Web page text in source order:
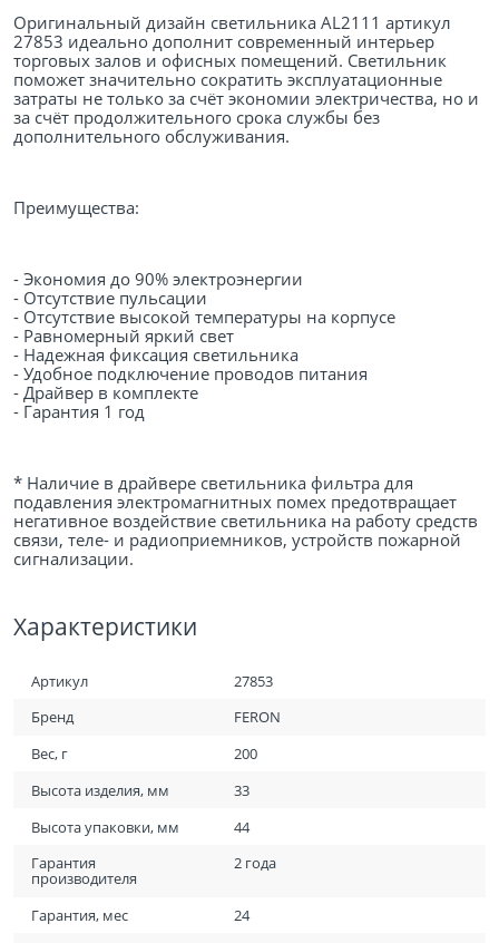
Оригинальный дизайн светильника AL2111 артикул
27853 идеально дополнит современный интерьер
торговых залов и офисных помещений. Светильник
поможет значительно сократить эксплуатационные
затраты не только за счёт экономии электричества, но и
за счёт продолжительного срока службы без
дополнительного обслуживания.
Преимущества:
- Экономия до 90% электроэнергии
- Отсутствие пульсации
- Отсутствие высокой температуры на корпусе
- Равномерный яркий свет
- Надежная фиксация светильника
- Удобное подключение проводов питания
- Драйвер в комплекте
- Гарантия 1 год
* Наличие в драйвере светильника фильтра для
подавления электромагнитных помех предотвращает
негативное воздействие светильника на работу средств
связи, теле- и радиоприемников, устройств пожарной
сигнализации.
Характеристики
Артикул
27853
Бренд
FERON
Вес, г
200
Высота изделия, мм
33
Высота упаковки, мм
44
Гарантия
производителя
2 года
Гарантия, мес
24